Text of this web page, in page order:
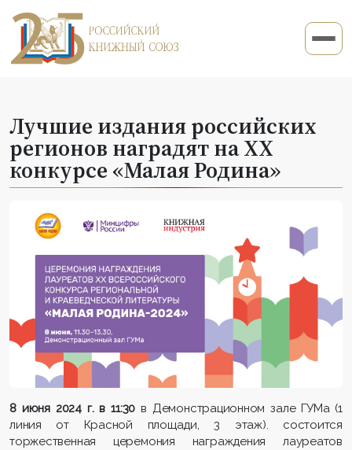
Лучшие издания российских
регионов наградят на XX
конкурсе «Малая Родина»
8 июня 2024 г. в 11:30в Демонстрационном зале ГУМа (1
линия от Красной площади, 3 этаж). состоится
торжественная церемония награждения лауреатов